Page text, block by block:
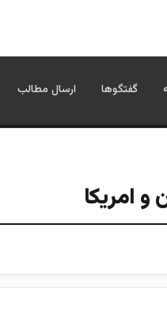
گفتگوها ارسال مطالب
و امریکا